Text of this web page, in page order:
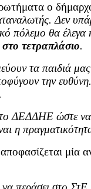
ο
Δεν
πόλεμο θα έλεγα
στο τετραπλάσιο.
τα παιδιά
την
το ΔΕΔΔΗΕ
η